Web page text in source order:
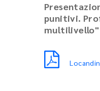
punitivi.
multilivello"